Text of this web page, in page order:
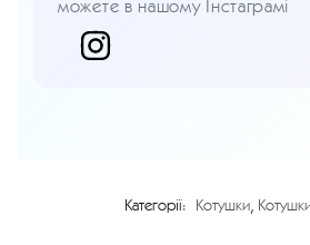
можете в нашому Інстаграмі
Категорії: Котушки,